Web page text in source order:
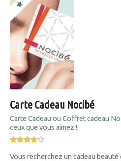
Carte Cadeau Nocibé
Carte Cadeau ou Coffret cadeau
ceux que vous aimez !
Vous recherchez un cadeau beauté